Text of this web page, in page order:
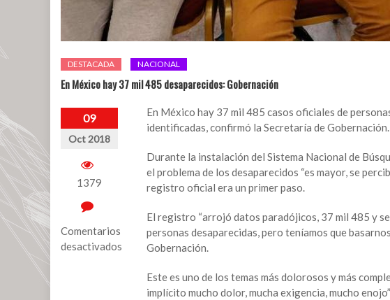
DESTACADA NACIONAL
En México hay 37 mil 485 desaparecidos: Gobernación
09
Oct 2018
1379
Comentarios
desactivados
En México hay 37 mil 485 casos oficiales de
identificadas, confirmó la Secretaría de Gobernación.
Durante la instalación del Sistema Nacional de
el problema de los desaparecidos “es mayor, se
registro oficial era un primer paso.
El registro “arrojó datos paradójicos, 37 mil 485 y
personas desaparecidas, pero teníamos que
Gobernación.
Este es uno de los temas más dolorosos y más
implícito mucho dolor, mucha exigencia, mucho